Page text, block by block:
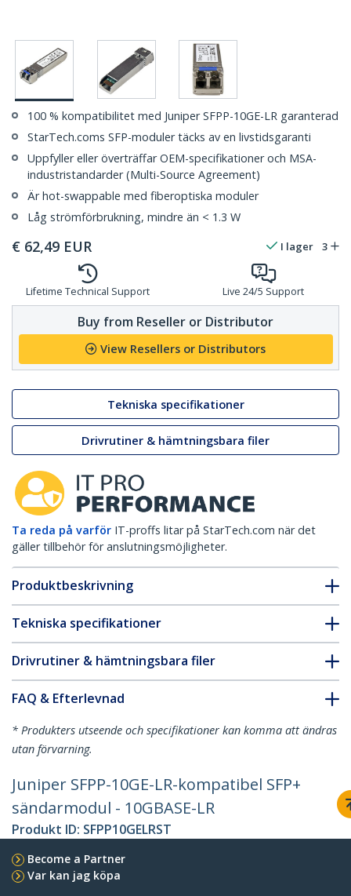
100 % kompatibilitet med Juniper SFPP-10GE-LR garanterad
StarTech.coms SFP-moduler täcks av en livstidsgaranti
Uppfyller eller överträffar OEM-specifikationer och MSA-
industristandarder (Multi-Source Agreement)
Är hot-swappable med fiberoptiska moduler
Låg strömförbrukning, mindre än < 1.3 W
€ 62,49 EUR I lager 3
Lifetime Technical Support Live 24/5 Support
Buy from Reseller or Distributor
View Resellers or Distributors
Tekniska specifikationer
Drivrutiner & hämtningsbara filer
Ta reda på varför IT-proffs litar på StarTech.com när det
gäller tillbehör för anslutningsmöjligheter.
Produktbeskrivning
Tekniska specifikationer
Drivrutiner & hämtningsbara filer
FAQ & Efterlevnad
* Produkters utseende och specifikationer kan komma att ändras
utan förvarning.
Juniper SFPP-10GE-LR-kompatibel SFP+
sändarmodul - 10GBASE-LR
Produkt ID: SFPP10GELRST
Become a Partner
Var kan jag köpa